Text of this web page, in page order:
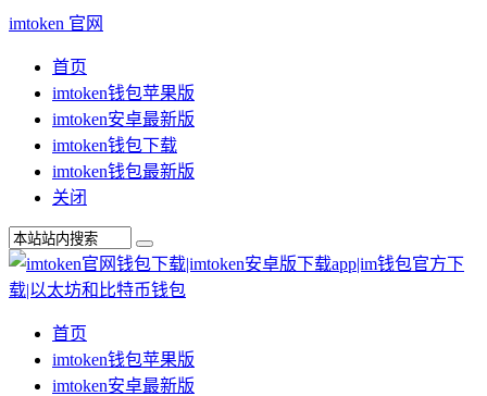
imtoken 官网
首页
imtoken钱包苹果版
imtoken安卓最新版
imtoken钱包下载
imtoken钱包最新版
关闭
首页
imtoken钱包苹果版
imtoken安卓最新版